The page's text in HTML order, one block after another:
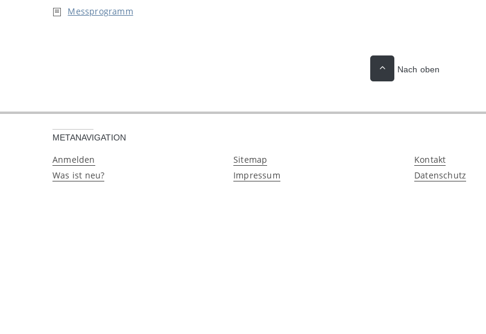
Messprogramm
Nach oben
METANAVIGATION
Anmelden
Was ist neu?
Sitemap
Impressum
Kontakt
Datenschutz